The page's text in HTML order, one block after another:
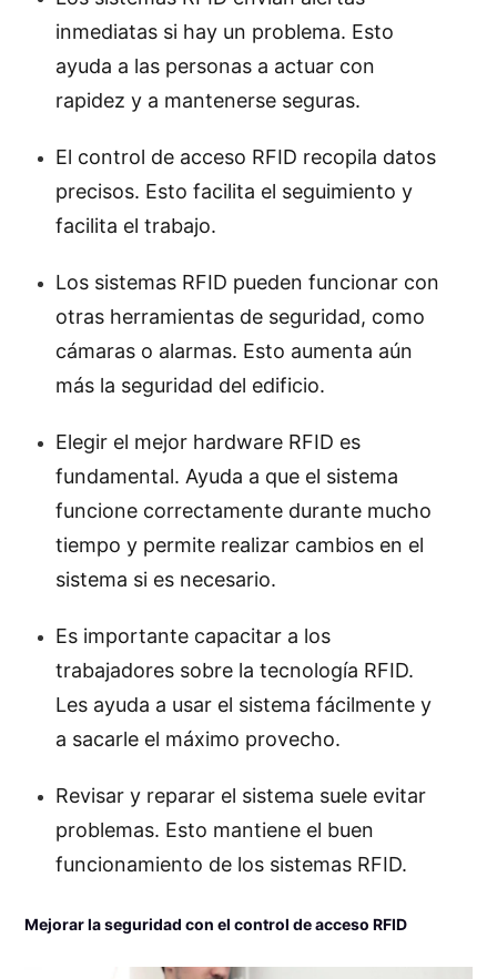
inmediatas si hay un problema. Esto
ayuda a las personas a actuar con
rapidez y a mantenerse seguras.
El control de acceso RFID recopila datos
precisos. Esto facilita el seguimiento y
facilita el trabajo.
Los sistemas RFID pueden funcionar con
otras herramientas de seguridad, como
cámaras o alarmas. Esto aumenta aún
más la seguridad del edificio.
Elegir el mejor hardware RFID es
fundamental. Ayuda a que el sistema
funcione correctamente durante mucho
tiempo y permite realizar cambios en el
sistema si es necesario.
Es importante capacitar a los
trabajadores sobre la tecnología RFID.
Les ayuda a usar el sistema fácilmente y
a sacarle el máximo provecho.
Revisar y reparar el sistema suele evitar
problemas. Esto mantiene el buen
funcionamiento de los sistemas RFID.
Mejorar la seguridad con el control de acceso RFID